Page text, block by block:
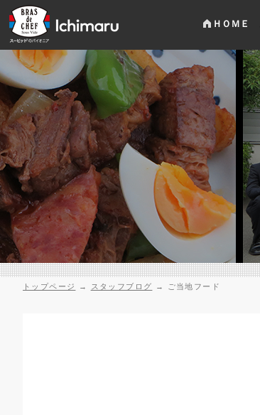
ＨＯＭＥ
トップページ → スタッフブログ → ご当地フード